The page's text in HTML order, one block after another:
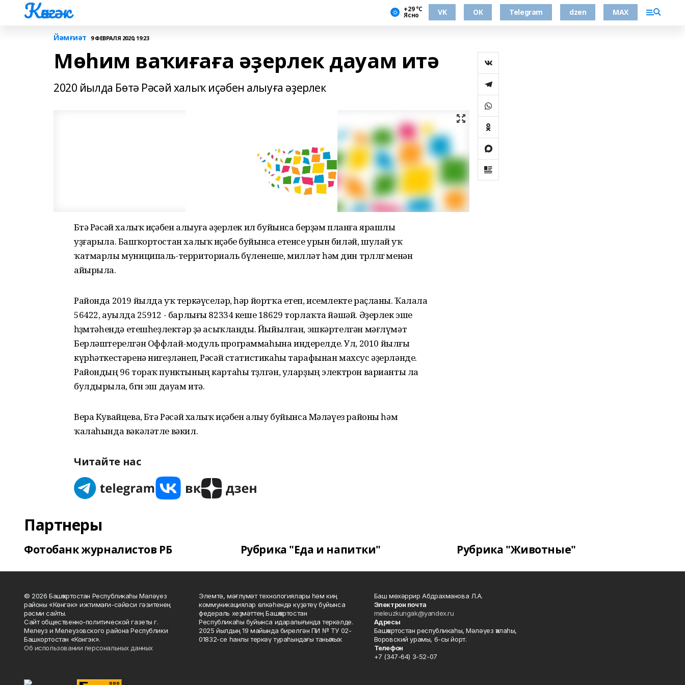
Көнгәк +29 °С
Ясно VK ОК Telegram dzen MAX
Йәмғиәт 9 ФЕВРАЛЯ 2020, 19:23
Мөһим ваҡиғаға әҙерлек дауам итә
2020 йылда Бөтә Рәсәй халыҡ иҫәбен алыуға әҙерлек
Бөтә Рәсәй халыҡ иҫәбен алыуға әҙерлек ил буйынса берҙәм планға ярашлы
уҙғарыла. Башҡортостан халыҡ иҫәбе буйынса етенсе урын биләй, шулай уҡ
ҡатмарлы муниципаль-территориаль бүленеше, милләт һәм дин төрлөлөгө менән
айырыла.
Районда 2019 йылда уҡ теркәүселәр, һәр йортҡа етеп, исемлекте раҫланы. Ҡалала
56422, ауылда 25912 - барлығы 82334 кеше 18629 торлаҡта йәшәй. Әҙерлек эше
һөҙөмтәһендә етешһеҙлектәр ҙә асыҡланды. Йыйылған, эшкәртелгән мәғлүмәт
Берләштерелгән Оффлай-модуль программаһына индерелде. Ул, 2010 йылғы
күрһәткестәренә нигеҙләнеп, Рәсәй статистикаһы тарафынан махсус әҙерләнде.
Райондың 96 тораҡ пунктының картаһы төҙөлгән, уларҙың электрон варианты ла
булдырыла, бөгөн эш дауам итә.
Вера Кувайцева, Бөтә Рәсәй халыҡ иҫәбен алыу буйынса Мәләүез районы һәм
ҡалаһында вәкәләтле вәкил.
Читайте нас
Партнеры
Фотобанк журналистов РБ Рубрика "Еда и напитки" Рубрика "Животные"
© 2026 Башҡортостан Республикаһы Мәләүез
районы «Көнгәк» ижтимағи-сәйәси гәзитенең
рәсми сайты.
Сайт общественно-политической газеты г.
Мелеуз и Мелеузовского района Республики
Башкортостан «Конгэк».
Об использовании персональных данных
Элемтә, мәғлүмәт технологиялары һәм киң
коммуникациялар өлкәһендә күҙәтеү буйынса
федераль хеҙмәттең Башҡортостан
Республикаһы буйынса идаралығында теркәлде.
2025 йылдың 19 майында бирелгән ПИ № ТУ 02-
01832-се һанлы теркәү тураһындағы таныҡлыҡ.
Баш мөхәррир Абдрахманова Л.А.
Электрон почта
meleuzkungak@yandex.ru
Адресы
Башҡортостан республикаһы, Мәләүез ҡалаһы,
Воровский урамы, 6-сы йорт.
Телефон
+7 (347-64) 3-52-07